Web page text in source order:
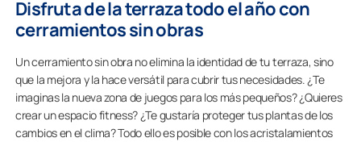
Disfruta de la terraza todo el año con
cerramientos sin obras
Un cerramiento sin obra no elimina la identidad de tu terraza, sino
que la mejora y la hace versátil para cubrir tus necesidades. ¿Te
imaginas la nueva zona de juegos para los más pequeños? ¿Quieres
crear un espacio fitness? ¿Te gustaría proteger tus plantas de los
cambios en el clima? Todo ello es posible con los acristalamientos